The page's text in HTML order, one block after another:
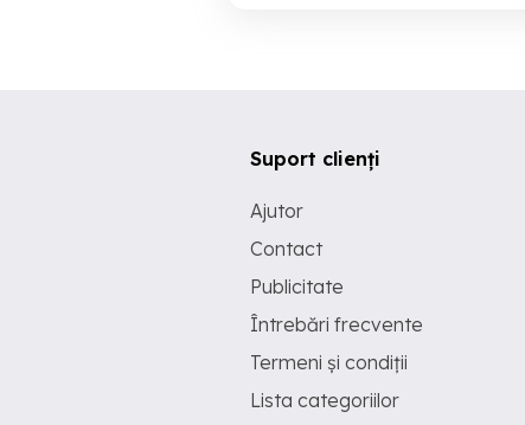
Suport clienți
Ajutor
Contact
Publicitate
Întrebări frecvente
Termeni și condiții
Lista categoriilor